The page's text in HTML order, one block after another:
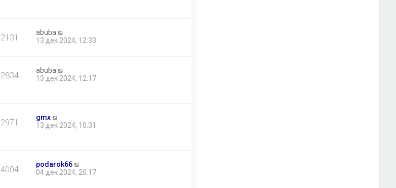
2131
abuba
13 дек 2024, 12:33
2834
abuba
13 дек 2024, 12:17
2971
gmx
13 дек 2024, 10:31
4004
podarok66
04 дек 2024, 20:17